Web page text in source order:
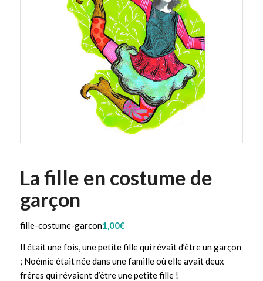
La fille en costume de
garçon
fille-costume-garcon1,00€
Il était une fois, une petite fille qui révait d’être un garçon
; Noémie était née dans une famille où elle avait deux
frêres qui révaient d’étre une petite fille !